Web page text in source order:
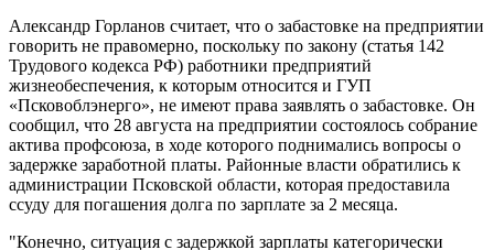
Александр Горланов считает, что о забастовке на предприятии
говорить не правомерно, поскольку по закону (статья 142
Трудового кодекса РФ) работники предприятий
жизнеобеспечения, к которым относится и ГУП
«Псковоблэнерго», не имеют права заявлять о забастовке. Он
сообщил, что 28 августа на предприятии состоялось собрание
актива профсоюза, в ходе которого поднимались вопросы о
задержке заработной платы. Районные власти обратились к
администрации Псковской области, которая предоставила
ссуду для погашения долга по зарплате за 2 месяца.
"Конечно, ситуация с задержкой зарплаты категорически